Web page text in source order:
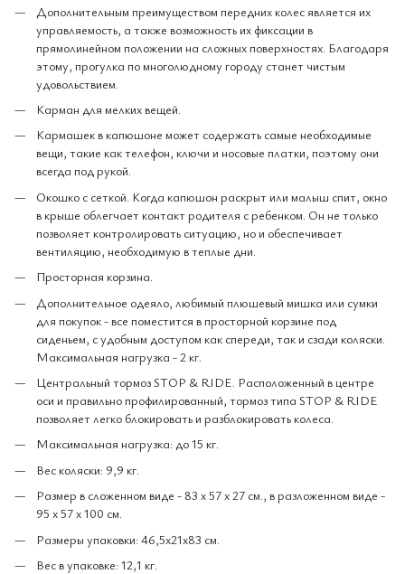
Дополнительным преимуществом передних колес является их
управляемость, а также возможность их фиксации в
прямолинейном положении на сложных поверхностях. Благодаря
этому, прогулка по многолюдному городу станет чистым
удовольствием.
Карман для мелких вещей.
Кармашек в капюшоне может содержать самые необходимые
вещи, такие как телефон, ключи и носовые платки, поэтому они
всегда под рукой.
Окошко с сеткой. Когда капюшон раскрыт или малыш спит, окно
в крыше облегчает контакт родителя с ребенком. Он не только
позволяет контролировать ситуацию, но и обеспечивает
вентиляцию, необходимую в теплые дни.
Просторная корзина.
Дополнительное одеяло, любимый плюшевый мишка или сумки
для покупок - все поместится в просторной корзине под
сиденьем, с удобным доступом как спереди, так и сзади коляски.
Максимальная нагрузка - 2 кг.
Центральный тормоз STOP & RIDE. Расположенный в центре
оси и правильно профилированный, тормоз типа STOP & RIDE
позволяет легко блокировать и разблокировать колеса.
Максимальная нагрузка: до 15 кг.
Вес коляски: 9,9 кг.
Размер в сложенном виде - 83 х 57 х 27 см., в разложенном виде -
95 х 57 х 100 см.
Размеры упаковки: 46,5x21x83 см.
Вес в упаковке: 12,1 кг.